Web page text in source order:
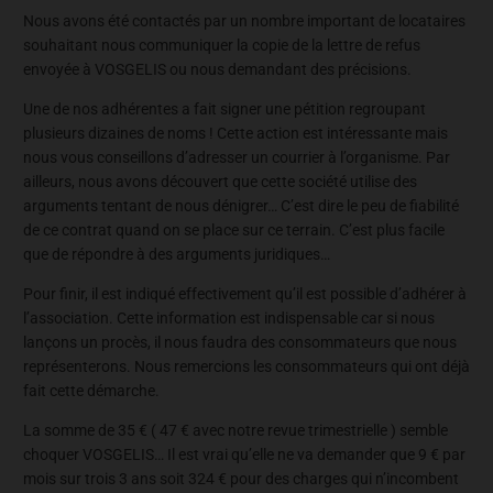
Nous avons été contactés par un nombre important de locataires
souhaitant nous communiquer la copie de la lettre de refus
envoyée à VOSGELIS ou nous demandant des précisions.
Une de nos adhérentes a fait signer une pétition regroupant
plusieurs dizaines de noms ! Cette action est intéressante mais
nous vous conseillons d’adresser un courrier à l’organisme. Par
ailleurs, nous avons découvert que cette société utilise des
arguments tentant de nous dénigrer… C’est dire le peu de fiabilité
de ce contrat quand on se place sur ce terrain. C’est plus facile
que de répondre à des arguments juridiques…
Pour finir, il est indiqué effectivement qu’il est possible d’adhérer à
l’association. Cette information est indispensable car si nous
lançons un procès, il nous faudra des consommateurs que nous
représenterons. Nous remercions les consommateurs qui ont déjà
fait cette démarche.
La somme de 35 € ( 47 € avec notre revue trimestrielle ) semble
choquer VOSGELIS… Il est vrai qu’elle ne va demander que 9 € par
mois sur trois 3 ans soit 324 € pour des charges qui n’incombent